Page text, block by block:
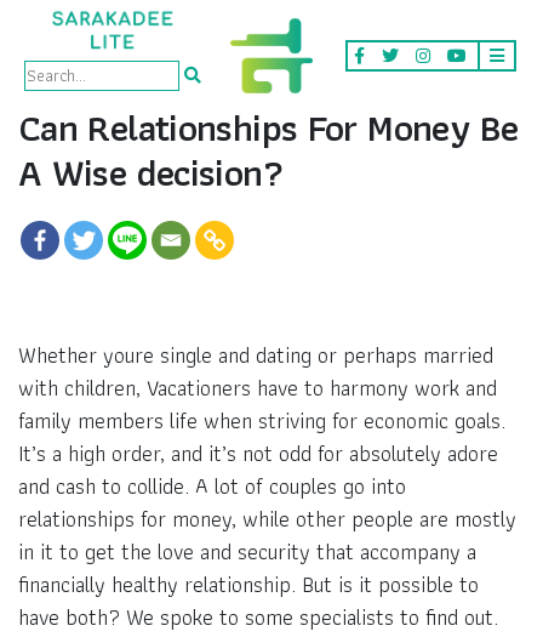
Can Relationships For Money Be
A Wise decision?
Whether youre single and dating or perhaps married
with children, Vacationers have to harmony work and
family members life when striving for economic goals.
It’s a high order, and it’s not odd for absolutely adore
and cash to collide. A lot of couples go into
relationships for money, while other people are mostly
in it to get the love and security that accompany a
financially healthy relationship. But is it possible to
have both? We spoke to some specialists to find out.